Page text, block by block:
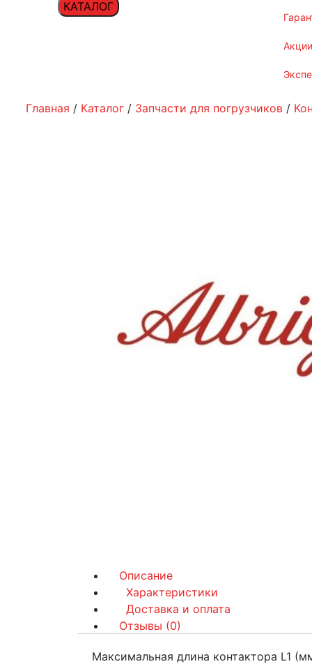
КАТАЛОГ
Главная / Каталог / Запчасти для погрузчиков /
Описание
Характеристики
Доставка и оплата
Отзывы (0)
Максимальная длина контактора L1